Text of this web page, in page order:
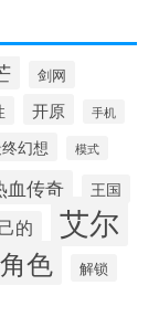
剑网
开原 手机
幻想 模式
血传奇 王国
的 艾尔
角色 解锁